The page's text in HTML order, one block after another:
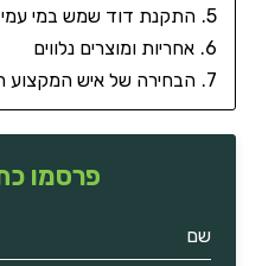
התקנת דוד שמש במי
אחריות ומוצרים נלווים
הבחירה של איש המקצוע
פרסמו